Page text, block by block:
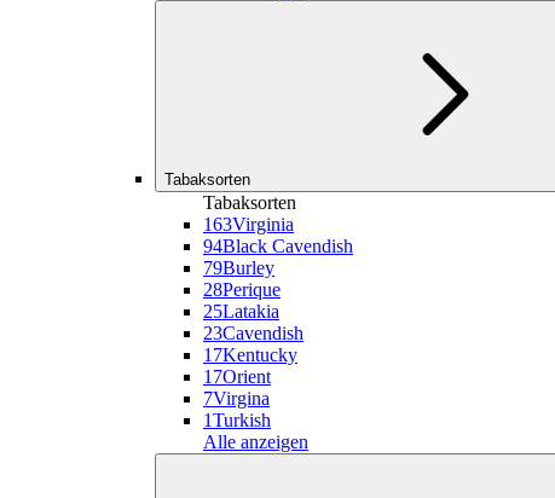
Tabaksorten
Tabaksorten
163Virginia
94Black Cavendish
79Burley
28Perique
25Latakia
23Cavendish
17Kentucky
17Orient
7Virgina
1Turkish
Alle anzeigen